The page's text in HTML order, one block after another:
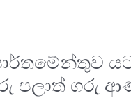
පලාත් ගරු